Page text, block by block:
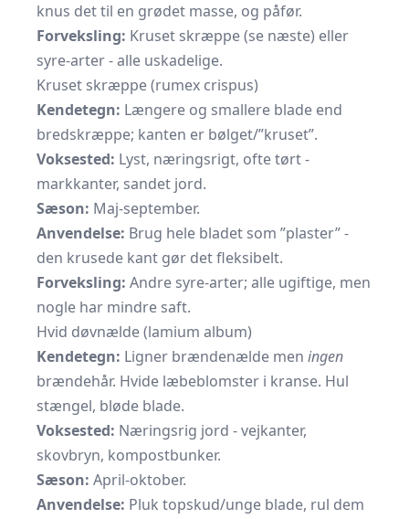
knus det til en grødet masse, og påfør.
Forveksling: Kruset skræppe (se næste) eller
syre-arter - alle uskadelige.
Kruset skræppe (rumex crispus)
Kendetegn: Længere og smallere blade end
bredskræppe; kanten er bølget/”kruset”.
Voksested: Lyst, næringsrigt, ofte tørt -
markkanter, sandet jord.
Sæson: Maj-september.
Anvendelse: Brug hele bladet som ”plaster” -
den krusede kant gør det fleksibelt.
Forveksling: Andre syre-arter; alle ugiftige, men
nogle har mindre saft.
Hvid døvnælde (lamium album)
Kendetegn: Ligner brændenælde men ingen
brændehår. Hvide læbeblomster i kranse. Hul
stængel, bløde blade.
Voksested: Næringsrig jord - vejkanter,
skovbryn, kompostbunker.
Sæson: April-oktober.
Anvendelse: Pluk topskud/unge blade, rul dem